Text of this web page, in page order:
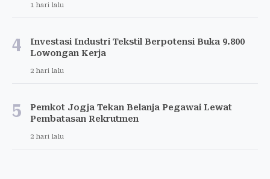
1 hari lalu
4
Investasi Industri Tekstil Berpotensi Buka 9.800
Lowongan Kerja
2 hari lalu
5
Pemkot Jogja Tekan Belanja Pegawai Lewat
Pembatasan Rekrutmen
2 hari lalu